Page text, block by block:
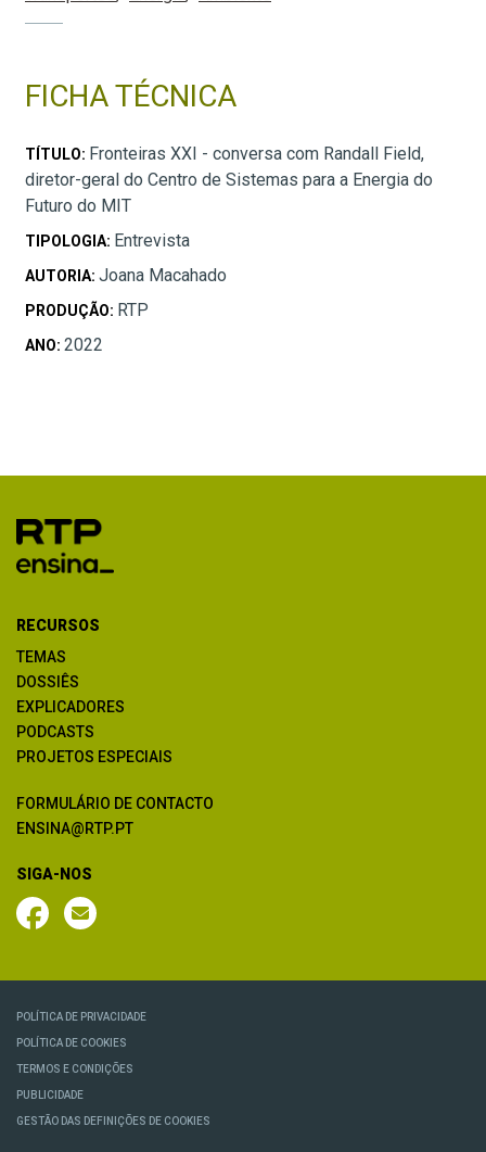
FICHA TÉCNICA
TÍTULO: Fronteiras XXI - conversa com Randall Field,
diretor-geral do Centro de Sistemas para a Energia do
Futuro do MIT
TIPOLOGIA: Entrevista
AUTORIA: Joana Macahado
PRODUÇÃO: RTP
ANO: 2022
RECURSOS
TEMAS
DOSSIÊS
EXPLICADORES
PODCASTS
PROJETOS ESPECIAIS
FORMULÁRIO DE CONTACTO
ENSINA@RTP.PT
SIGA-NOS
POLÍTICA DE PRIVACIDADE
POLÍTICA DE COOKIES
TERMOS E CONDIÇÕES
PUBLICIDADE
GESTÃO DAS DEFINIÇÕES DE COOKIES